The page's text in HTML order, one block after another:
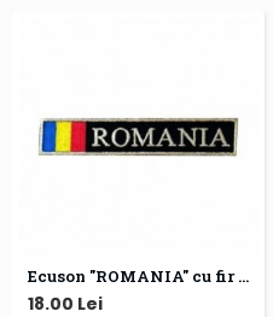
Ecuson "ROMANIA" cu fir metalizat argintiu
18.00 Lei